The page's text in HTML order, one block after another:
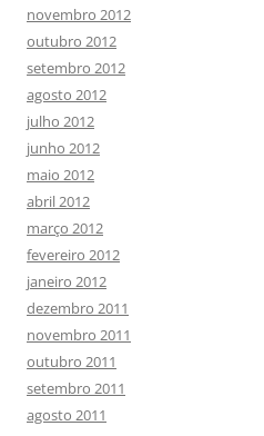
novembro 2012
outubro 2012
setembro 2012
agosto 2012
julho 2012
junho 2012
maio 2012
abril 2012
março 2012
fevereiro 2012
janeiro 2012
dezembro 2011
novembro 2011
outubro 2011
setembro 2011
agosto 2011